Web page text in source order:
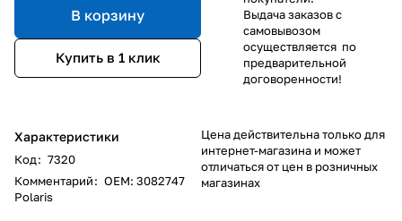
В корзину
Купить в 1 клик
Характеристики
Код: 7320
Комментарий: OEM: 3082747
Polaris
Выдача заказов с
самовывозом
осуществляется по
предварительной
договоренности!
Цена действительна только для
интернет-магазина и может
отличаться от цен в розничных
магазинах